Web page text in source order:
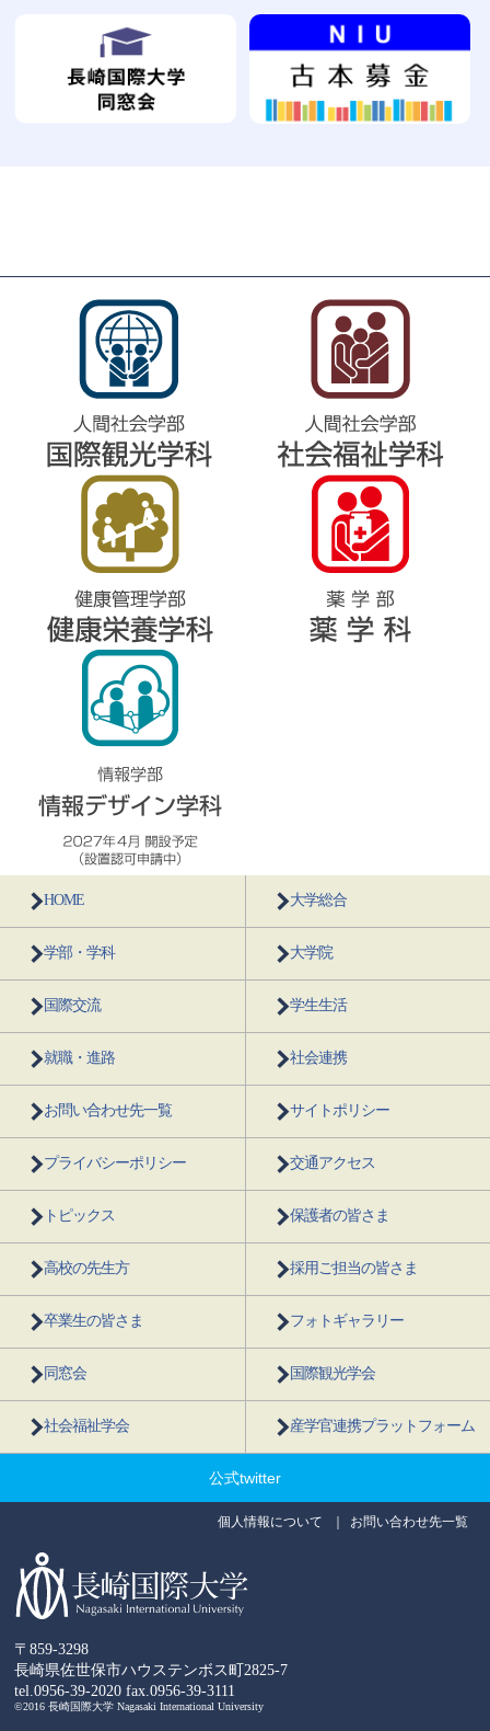
HOME 大学総合
学部・学科 大学院
国際交流 学生生活
就職・進路 社会連携
お問い合わせ先一覧 サイトポリシー
プライバシーポリシー 交通アクセス
トピックス 保護者の皆さま
高校の先生方 採用ご担当の皆さま
卒業生の皆さま フォトギャラリー
同窓会 国際観光学会
社会福祉学会 産学官連携プラットフォーム
公式twitter
〒859-3298
長崎県佐世保市ハウステンボス町2825-7
tel.0956-39-2020 fax.0956-39-3111
©2016 長崎国際大学 Nagasaki International University
個人情報について お問い合わせ先一覧